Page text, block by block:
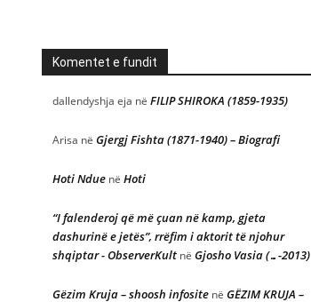
Komentet e fundit
dallendyshja eja në FILIP SHIROKA (1859-1935)
Arisa në Gjergj Fishta (1871-1940) – Biografi
Hoti Ndue në Hoti
“I falenderoj që më çuan në kamp, gjeta
dashurinë e jetës”, rrëfim i aktorit të njohur
shqiptar - ObserverKult në Gjosho Vasia (…-2013)
Gëzim Kruja – shoosh infosite në GËZIM KRUJA –